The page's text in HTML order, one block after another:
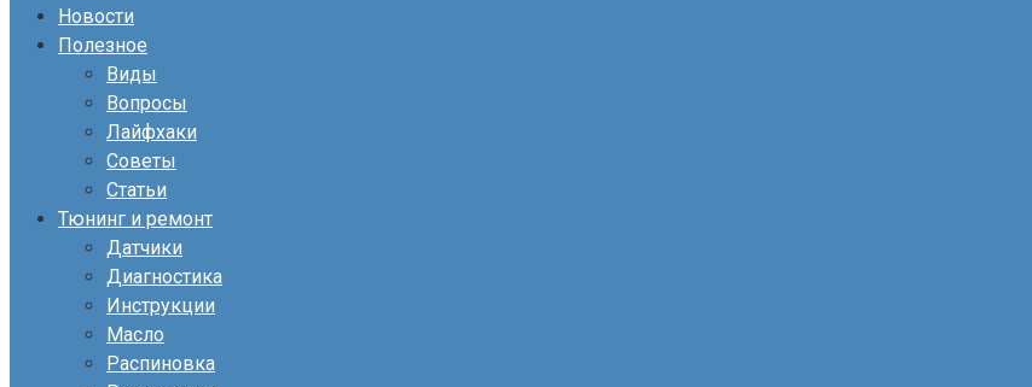
Новости
Полезное
Виды
Вопросы
Лайфхаки
Советы
Статьи
Тюнинг и ремонт
Датчики
Диагностика
Инструкции
Масло
Распиновка